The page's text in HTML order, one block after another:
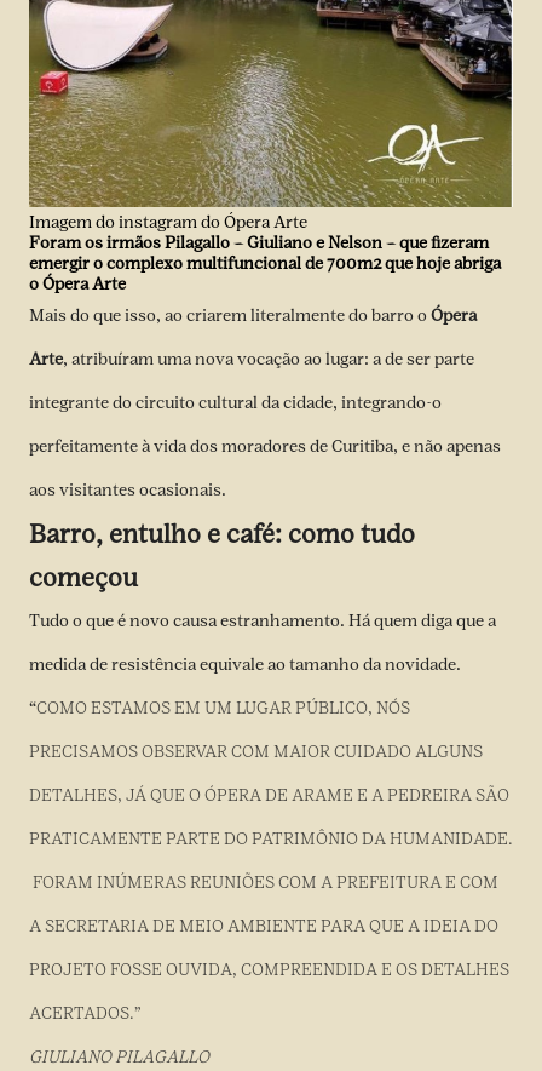
Imagem do instagram do Ópera Arte
Foram os irmãos Pilagallo – Giuliano e Nelson – que fizeram
emergir o complexo multifuncional de 700m2 que hoje abriga
o Ópera Arte
Mais do que isso, ao criarem literalmente do barro oÓpera
Arte, atribuíram uma nova vocação ao lugar: a de ser parte
integrante do circuito cultural da cidade, integrando-o
perfeitamente à vida dos moradores de Curitiba, e não apenas
aos visitantes ocasionais.
Barro, entulho e café: como tudo
começou
Tudo o que é novo causa estranhamento. Há quem diga que a
medida de resistência equivale ao tamanho da novidade.
“COMO ESTAMOS EM UM LUGAR PÚBLICO, NÓS
PRECISAMOS OBSERVAR COM MAIOR CUIDADO ALGUNS
DETALHES, JÁ QUE O ÓPERA DE ARAME E A PEDREIRA SÃO
PRATICAMENTE PARTE DO PATRIMÔNIO DA HUMANIDADE.
FORAM INÚMERAS REUNIÕES COM A PREFEITURA E COM
A SECRETARIA DE MEIO AMBIENTE PARA QUE A IDEIA DO
PROJETO FOSSE OUVIDA, COMPREENDIDA E OS DETALHES
ACERTADOS.”
GIULIANO PILAGALLO